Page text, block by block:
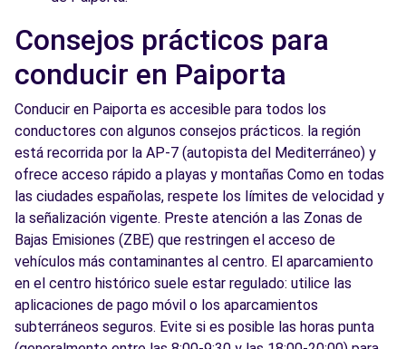
Consejos prácticos para
conducir en Paiporta
Conducir en Paiporta es accesible para todos los
conductores con algunos consejos prácticos. la región
está recorrida por la AP-7 (autopista del Mediterráneo) y
ofrece acceso rápido a playas y montañas Como en todas
las ciudades españolas, respete los límites de velocidad y
la señalización vigente. Preste atención a las Zonas de
Bajas Emisiones (ZBE) que restringen el acceso de
vehículos más contaminantes al centro. El aparcamiento
en el centro histórico suele estar regulado: utilice las
aplicaciones de pago móvil o los aparcamientos
subterráneos seguros. Evite si es posible las horas punta